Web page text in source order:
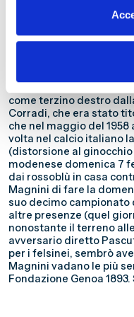
«Toni» Busini III (che
domenica 25 ottobre
e cinque sconfitte,
come terzino destro
Corradi, che era stato
che nel maggio del
volta nel calcio italiano
(distorsione al
modenese domenica 7
dai rossoblù in casa
Magnini di fare la
suo decimo campionato
altre presenze (quel
nonostante il terreno
avversario diretto
per i felsinei, sembrò
Magnini vadano le più
Fondazione Genoa 1893.